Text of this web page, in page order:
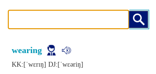
wearing
KK:[ˈwɛrɪŋ] DJ:[ˈwɛǝriŋ]